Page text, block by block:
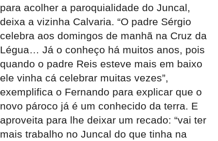
para acolher a paroquialidade do Juncal,
deixa a vizinha Calvaria. “O padre Sérgio
celebra aos domingos de manhã na Cruz da
Légua… Já o conheço há muitos anos, pois
quando o padre Reis esteve mais em baixo
ele vinha cá celebrar muitas vezes”,
exemplifica o Fernando para explicar que o
novo pároco já é um conhecido da terra. E
aproveita para lhe deixar um recado: “vai ter
mais trabalho no Juncal do que tinha na